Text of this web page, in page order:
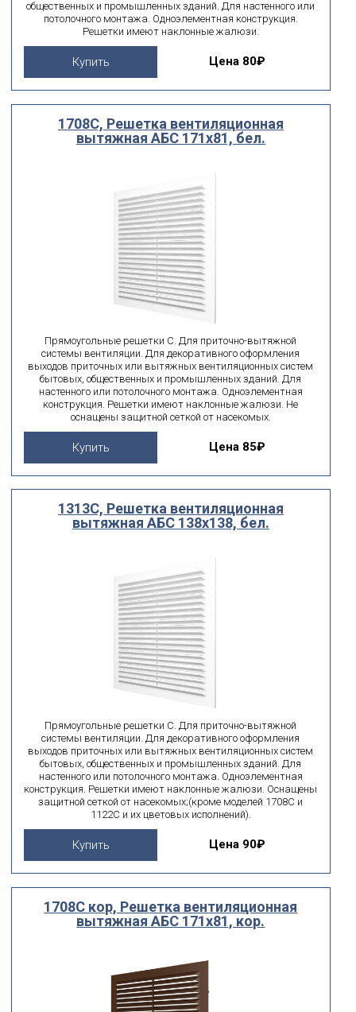
общественных и промышленных зданий. Для настенного или
потолочного монтажа. Одноэлементная конструкция.
Решетки имеют наклонные жалюзи.
Купить Цена 80₽
1708С, Решетка вентиляционная
вытяжная АБС 171х81, бел.
Прямоугольные решетки С. Для приточно-вытяжной
системы вентиляции. Для декоративного оформления
выходов приточных или вытяжных вентиляционных систем
бытовых, общественных и промышленных зданий. Для
настенного или потолочного монтажа. Одноэлементная
конструкция. Решетки имеют наклонные жалюзи. Не
оснащены защитной сеткой от насекомых.
Купить Цена 85₽
1313С, Решетка вентиляционная
вытяжная АБС 138х138, бел.
Прямоугольные решетки С. Для приточно-вытяжной
системы вентиляции. Для декоративного оформления
выходов приточных или вытяжных вентиляционных систем
бытовых, общественных и промышленных зданий. Для
настенного или потолочного монтажа. Одноэлементная
конструкция. Решетки имеют наклонные жалюзи. Оснащены
защитной сеткой от насекомых;(кроме моделей 1708С и
1122С и их цветовых исполнений).
Купить Цена 90₽
1708С кор, Решетка вентиляционная
вытяжная АБС 171х81, кор.